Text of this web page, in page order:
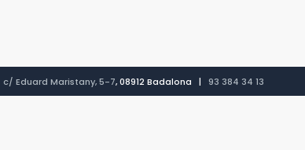
c/ Eduard Maristany, 5-7, 08912 Badalona | 93 384 34 13